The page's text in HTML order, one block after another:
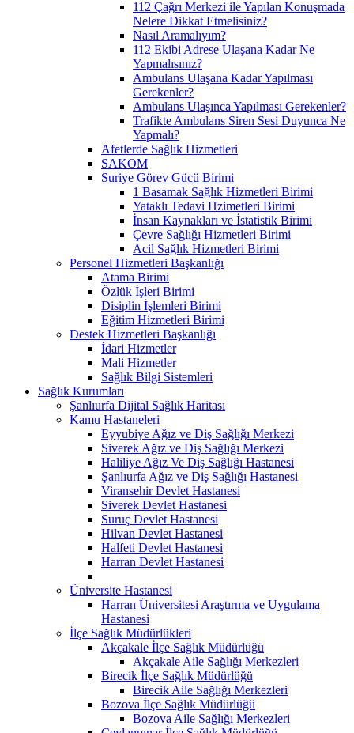
112 Çağrı Merkezi ile Yapılan Konuşmada
Nelere Dikkat Etmelisiniz?
Nasıl Aramalıyım?
112 Ekibi Adrese Ulaşana Kadar Ne
Yapmalısınız?
Ambulans Ulaşana Kadar Yapılması
Gerekenler?
Ambulans Ulaşınca Yapılması Gerekenler?
Trafikte Ambulans Siren Sesi Duyunca Ne
Yapmalı?
Afetlerde Sağlık Hizmetleri
SAKOM
Suriye Görev Gücü Birimi
1 Basamak Sağlık Hizmetleri Birimi
Yataklı Tedavi Hzimetleri Birimi
İnsan Kaynakları ve İstatistik Birimi
Çevre Sağlığı Hizmetleri Birimi
Acil Sağlık Hizmetleri Birimi
Personel Hizmetleri Başkanlığı
Atama Birimi
Özlük İşleri Birimi
Disiplin İşlemleri Birimi
Eğitim Hizmetleri Birimi
Destek Hizmetleri Başkanlığı
İdari Hizmetler
Mali Hizmetler
Sağlık Bilgi Sistemleri
Sağlık Kurumları
Şanlıurfa Dijital Sağlık Haritası
Kamu Hastaneleri
Eyyubiye Ağız ve Diş Sağlığı Merkezi
Siverek Ağız ve Diş Sağlığı Merkezi
Haliliye Ağız Ve Diş Sağlığı Hastanesi
Şanlıurfa Ağız ve Diş Sağlığı Hastanesi
Viransehir Devlet Hastanesi
Siverek Devlet Hastanesi
Suruç Devlet Hastanesi
Hilvan Devlet Hastanesi
Halfeti Devlet Hastanesi
Harran Devlet Hastanesi
Üniversite Hastanesi
Harran Üniversitesi Araştırma ve Uygulama
Hastanesi
İlçe Sağlık Müdürlükleri
Akçakale İlçe Sağlık Müdürlüğü
Akçakale Aile Sağlığı Merkezleri
Birecik İlçe Sağlık Müdürlüğü
Birecik Aile Sağlığı Merkezleri
Bozova İlçe Sağlık Müdürlüğü
Bozova Aile Sağlığı Merkezleri